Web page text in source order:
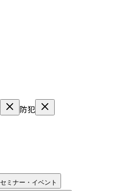
防犯
セミナー・イベント